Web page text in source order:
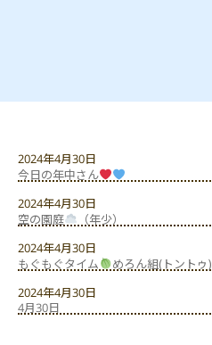
2024年4月30日
今日の年中さん
2024年4月30日
空の園庭
（年少）
2024年4月30日
もぐもぐタイム
めろん組(トントゥ)
2024年4月30日
4月30日